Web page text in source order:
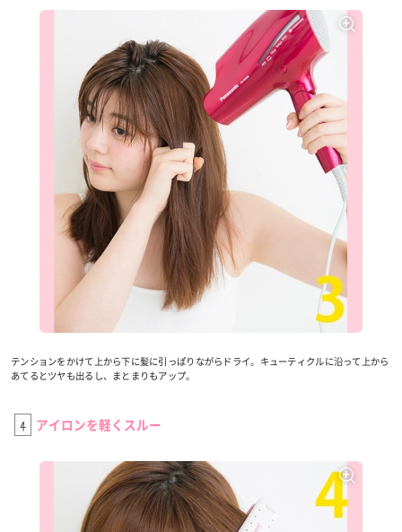
テンションをかけて上から下に髪に引っぱりながらドライ。キューティクルに沿って上から
あてるとツヤも出るし、まとまりもアップ。
4 アイロンを軽くスルー